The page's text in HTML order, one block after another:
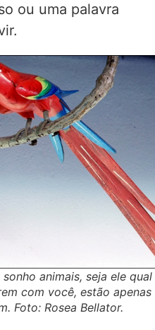
ou uma palavra
animais, seja ele
com você, estão apenas
Foto: Rosea Bellator.